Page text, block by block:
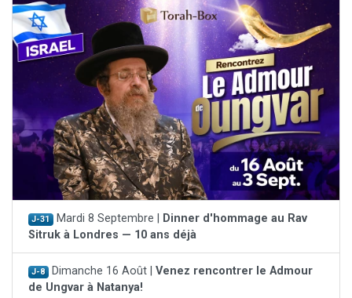
J-31 Mardi 8 Septembre |
Dinner d'hommage au Rav
Sitruk à Londres — 10 ans déjà
J-8 Dimanche 16 Août | Venez rencontrer le Admour
de Ungvar à Natanya!